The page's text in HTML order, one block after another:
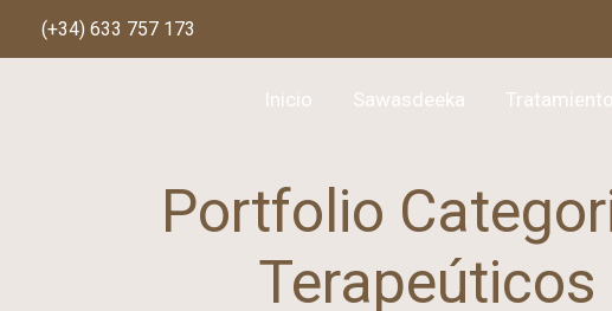
(+34) 633 757 173
Inicio Sawasdeeka
Portfolio
Terapeúticos